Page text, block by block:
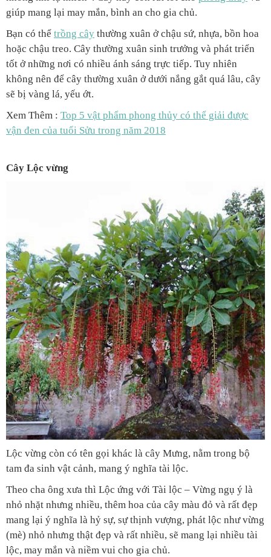
giúp mang lại may mắn, bình an cho gia chủ.
Bạn có thể trồng cây thường xuân ở chậu sứ, nhựa, bồn hoa
hoặc chậu treo. Cây thường xuân sinh trưởng và phát triển
tốt ở những nơi có nhiều ánh sáng trực tiếp. Tuy nhiên
không nên để cây thường xuân ở dưới nắng gắt quá lâu, cây
sẽ bị vàng lá, yếu ớt.
Xem Thêm : Top 5 vật phẩm phong thủy có thể giải được
vận đen của tuổi Sửu trong năm 2018
Cây Lộc vừng
Lộc vừng còn có tên gọi khác là cây Mưng, nằm trong bộ
tam đa sinh vật cảnh, mang ý nghĩa tài lộc.
Theo cha ông xưa thì Lộc ứng với Tài lộc – Vừng ngụ ý là
nhỏ nhặt nhưng nhiều, thêm hoa của cây màu đỏ và rất đẹp
mang lại ý nghĩa là hỷ sự, sự thịnh vượng, phát lộc như vừng
(mè) nhỏ nhưng thật đẹp và rất nhiều, sẽ mang lại nhiều tài
lộc, may mắn và niềm vui cho gia chủ.